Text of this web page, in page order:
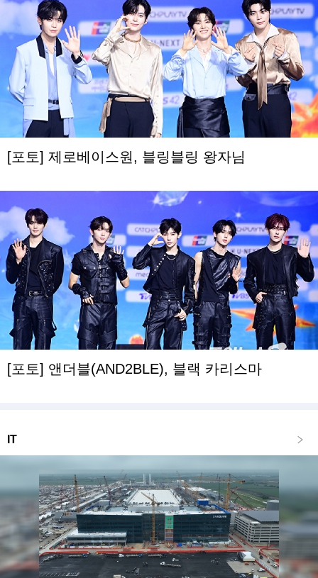
[포토] 제로베이스원, 블링블링 왕자님
[포토] 앤더블(AND2BLE), 블랙 카리스마
IT